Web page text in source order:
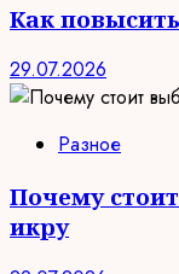
Как
29.07.2026
Разное
Почему
икру